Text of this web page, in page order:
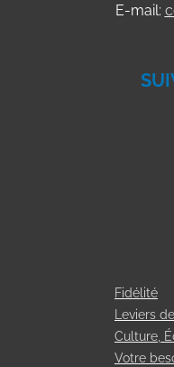
E-mail:
Fidélité
Leviers
Culture,
Votre